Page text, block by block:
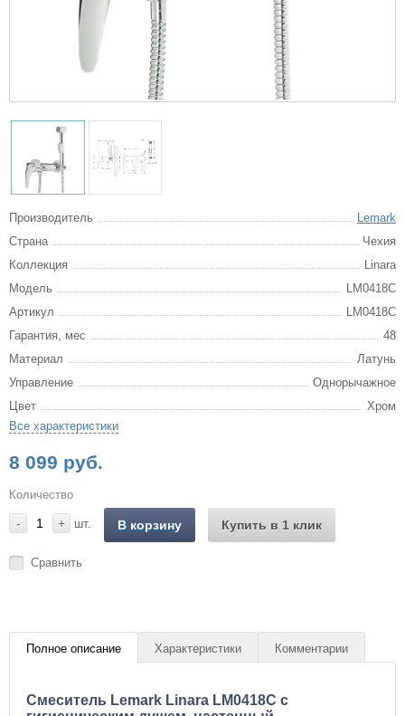
Производитель
Lemark
Страна
Чехия
Коллекция
Linara
Модель
LM0418C
Артикул
LM0418C
Гарантия, мес
48
Материал
Латунь
Управление
Однорычажное
Цвет
Хром
Все характеристики
8 099 руб.
Количество
- + шт. В корзину Купить в 1 клик
Сравнить
Полное описание Характеристики Комментарии
Cмеситель Lemark Linara LM0418C с